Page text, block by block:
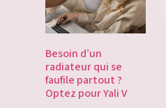
Besoin d’un
radiateur qui se
faufile partout ?
Optez pour Yali V